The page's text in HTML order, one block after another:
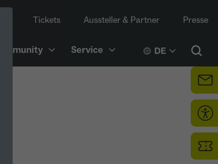
Tickets Aussteller & Partner Presse
Service DE